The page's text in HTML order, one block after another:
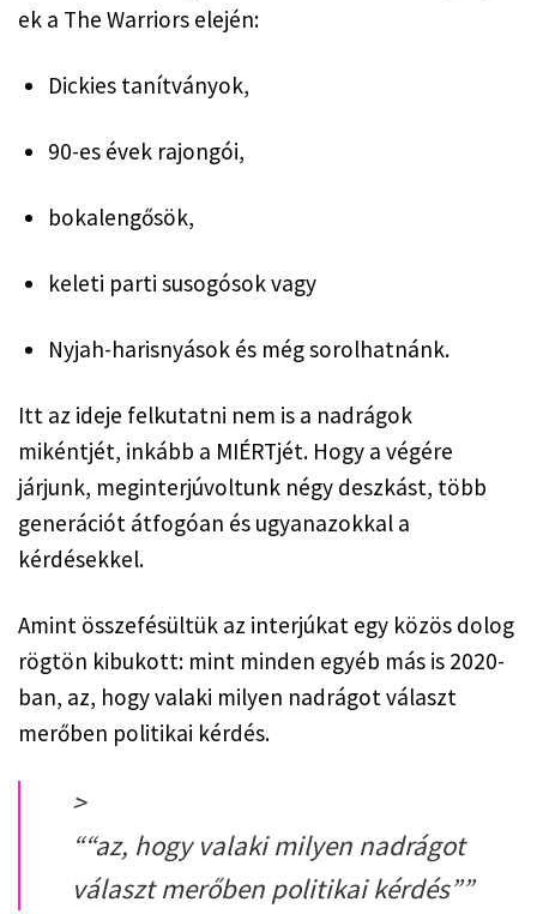
ek a The Warriors elején:
Dickies tanítványok,
90-es évek rajongói,
bokalengősök,
keleti parti susogósok vagy
Nyjah-harisnyások és még sorolhatnánk.
Itt az ideje felkutatni nem is a nadrágok
mikéntjét, inkább a MIÉRTjét. Hogy a végére
járjunk, meginterjúvoltunk négy deszkást, több
generációt átfogóan és ugyanazokkal a
kérdésekkel.
Amint összefésültük az interjúkat egy közös dolog
rögtön kibukott: mint minden egyéb más is 2020-
ban, az, hogy valaki milyen nadrágot választ
merőben politikai kérdés.
>
““az, hogy valaki milyen nadrágot
választ merőben politikai kérdés””